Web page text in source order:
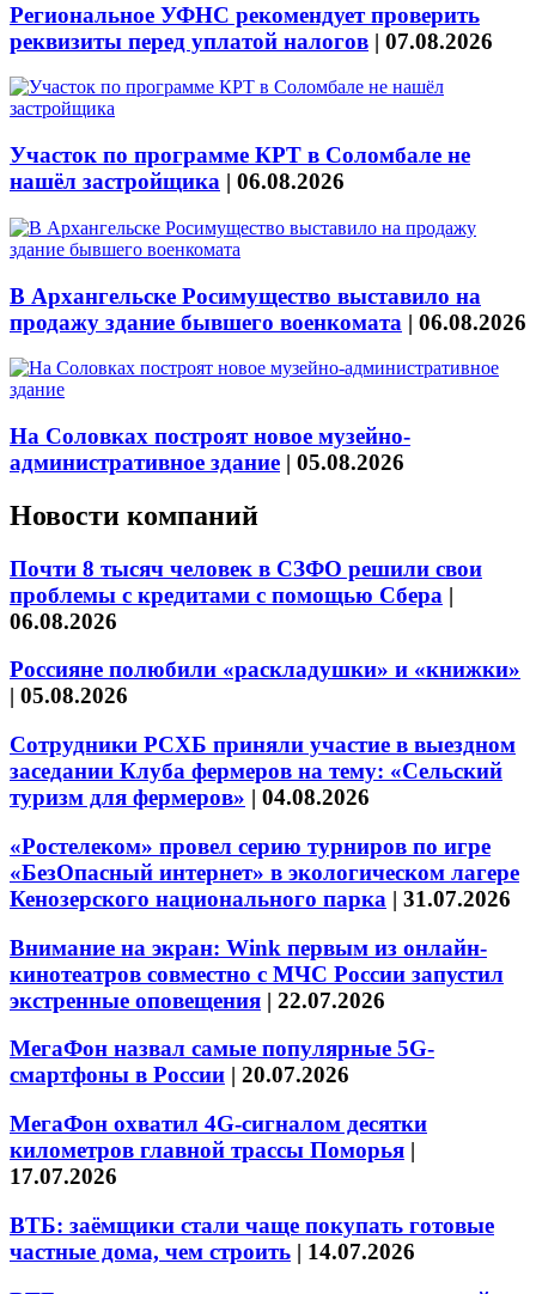
Региональное УФНС рекомендует проверить
реквизиты перед уплатой налогов | 07.08.2026
Участок по программе КРТ в Соломбале не
нашёл застройщика | 06.08.2026
В Архангельске Росимущество выставило на
продажу здание бывшего военкомата | 06.08.2026
На Соловках построят новое музейно-
административное здание | 05.08.2026
Новости компаний
Почти 8 тысяч человек в СЗФО решили свои
проблемы с кредитами с помощью Сбера |
06.08.2026
Россияне полюбили «раскладушки» и «книжки»
| 05.08.2026
Сотрудники РСХБ приняли участие в выездном
заседании Клуба фермеров на тему: «Сельский
туризм для фермеров» | 04.08.2026
«Ростелеком» провел серию турниров по игре
«БезОпасный интернет» в экологическом лагере
Кенозерского национального парка | 31.07.2026
Внимание на экран: Wink первым из онлайн-
кинотеатров совместно с МЧС России запустил
экстренные оповещения | 22.07.2026
МегаФон назвал самые популярные 5G-
смартфоны в России | 20.07.2026
МегаФон охватил 4G-сигналом десятки
километров главной трассы Поморья |
17.07.2026
ВТБ: заёмщики стали чаще покупать готовые
частные дома, чем строить | 14.07.2026